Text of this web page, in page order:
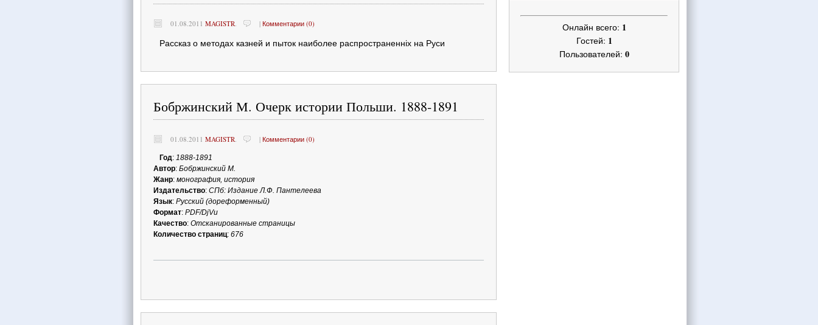
01.08.2011 MAGISTR. | Комментарии (0)
Рассказ о методах казней и пыток наиболее распространенніх на Руси
Бобржинский М. Очерк истории Польши. 1888-1891
01.08.2011 MAGISTR. | Комментарии (0)
Год: 1888-1891
Автор: Бобржинский М.
Жанр: монография, история
Издательство: СПб: Издание Л.Ф. Пантелеева
Язык: Русский (дореформенный)
Формат: PDF/DjVu
Качество: Отсканированные страницы
Количество страниц: 676
Онлайн всего: 1
Гостей: 1
Пользователей: 0